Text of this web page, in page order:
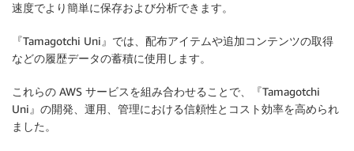
速度でより簡単に保存および分析できます。
『Tamagotchi Uni』では、配布アイテムや追加コンテンツの取得
などの履歴データの蓄積に使用します。
これらの AWS サービスを組み合わせることで、『Tamagotchi
Uni』の開発、運用、管理における信頼性とコスト効率を高められ
ました。